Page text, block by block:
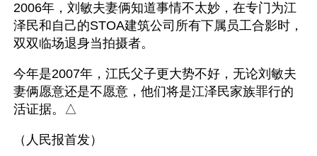
2006年，刘敏夫妻俩知道事情不太妙，在专门为江
泽民和自己的STOA建筑公司所有下属员工合影时，
双双临场退身当拍摄者。
今年是2007年，江氏父子更大势不好，无论刘敏夫
妻俩愿意还是不愿意，他们将是江泽民家族罪行的
活证据。△
（人民报首发）